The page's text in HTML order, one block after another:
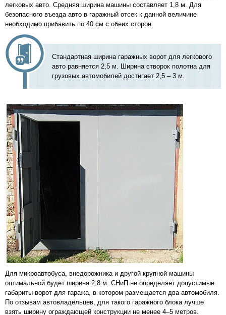
легковых авто. Средняя ширина машины составляет 1,8 м. Для
безопасного въезда авто в гаражный отсек к данной величине
необходимо прибавить по 40 см с обеих сторон.
Стандартная ширина гаражных ворот для легкового
авто равняется 2,5 м. Ширина створок полотна для
грузовых автомобилей достигает 2,5 – 3 м.
Для микроавтобуса, внедорожника и другой крупной машины
оптимальной будет ширина 2,8 м. СНиП не определяет допустимые
габариты ворот для гаража, в котором размещается два автомобиля.
По отзывам автовладельцев, для такого гаражного блока лучше
взять ширину ограждающей конструкции не менее 4–5 метров.